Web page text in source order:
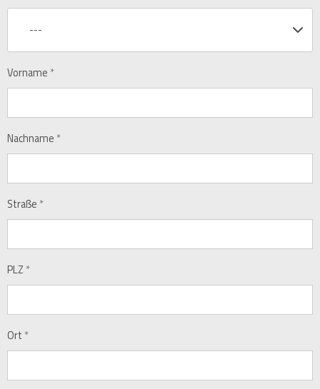
---
Vorname *
Nachname *
Straße *
PLZ *
Ort *